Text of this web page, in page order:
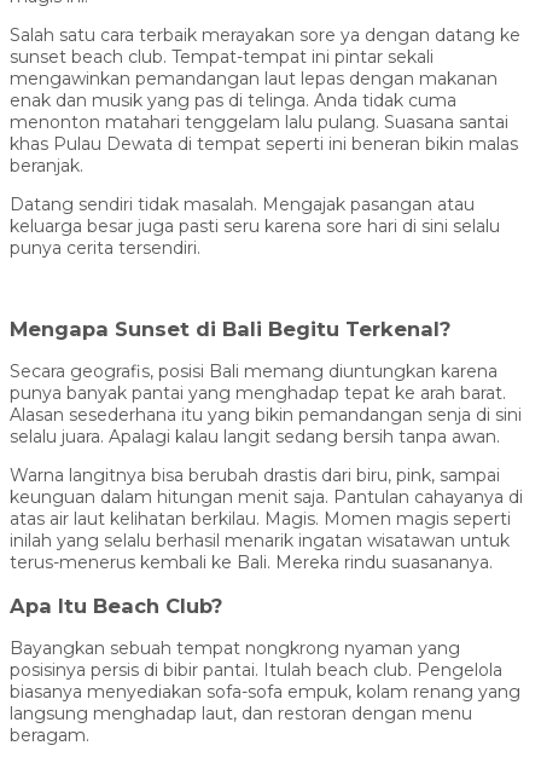
Salah satu cara terbaik merayakan sore ya dengan datang ke
sunset beach club. Tempat-tempat ini pintar sekali
mengawinkan pemandangan laut lepas dengan makanan
enak dan musik yang pas di telinga. Anda tidak cuma
menonton matahari tenggelam lalu pulang. Suasana santai
khas Pulau Dewata di tempat seperti ini beneran bikin malas
beranjak.
Datang sendiri tidak masalah. Mengajak pasangan atau
keluarga besar juga pasti seru karena sore hari di sini selalu
punya cerita tersendiri.
Mengapa Sunset di Bali Begitu Terkenal?
Secara geografis, posisi Bali memang diuntungkan karena
punya banyak pantai yang menghadap tepat ke arah barat.
Alasan sesederhana itu yang bikin pemandangan senja di sini
selalu juara. Apalagi kalau langit sedang bersih tanpa awan.
Warna langitnya bisa berubah drastis dari biru, pink, sampai
keunguan dalam hitungan menit saja. Pantulan cahayanya di
atas air laut kelihatan berkilau. Magis. Momen magis seperti
inilah yang selalu berhasil menarik ingatan wisatawan untuk
terus-menerus kembali ke Bali. Mereka rindu suasananya.
Apa Itu Beach Club?
Bayangkan sebuah tempat nongkrong nyaman yang
posisinya persis di bibir pantai. Itulah beach club. Pengelola
biasanya menyediakan sofa-sofa empuk, kolam renang yang
langsung menghadap laut, dan restoran dengan menu
beragam.